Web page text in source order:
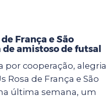
França e São
amistoso de futsal
cooperação, alegria
Rosa de França e São
última semana, um